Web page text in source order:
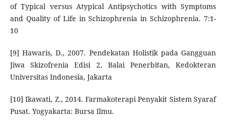
of Typical versus Atypical Antipsychotics with Symptoms
and Quality of Life in Schizophrenia in Schizophrenia. 7:1-
10
[9] Hawaris, D., 2007. Pendekatan Holistik pada Gangguan
Jiwa Skizofrenia Edisi 2, Balai Penerbitan, Kedokteran
Universitas Indonesia, Jakarta
[10] Ikawati, Z., 2014. Farmakoterapi Penyakit Sistem Syaraf
Pusat. Yogyakarta: Bursa Ilmu.